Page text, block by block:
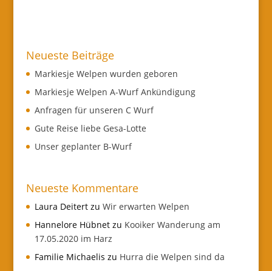
Neueste Beiträge
Markiesje Welpen wurden geboren
Markiesje Welpen A-Wurf Ankündigung
Anfragen für unseren C Wurf
Gute Reise liebe Gesa-Lotte
Unser geplanter B-Wurf
Neueste Kommentare
Laura Deitertzu Wir erwarten Welpen
Hannelore Hübnetzu Kooiker Wanderung am
17.05.2020 im Harz
Familie Michaelis zu Hurra die Welpen sind da